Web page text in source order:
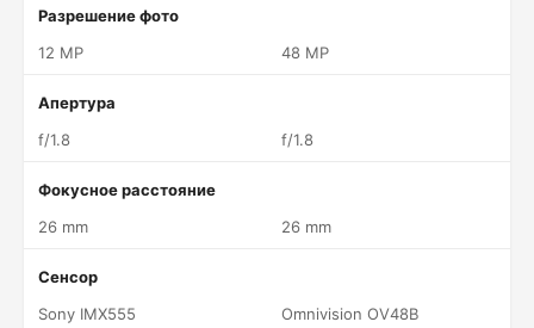
Разрешение фото
12 MP
48 MP
Апертура
f/1.8
f/1.8
Фокусное расстояние
26 mm
26 mm
Сенсор
Sony IMX555
Omnivision OV48B